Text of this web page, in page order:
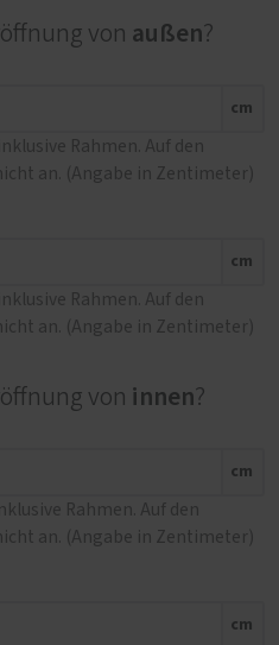
von außen?
cm
Rahmen. Auf den
an. (Angabe in Zentimeter)
cm
Rahmen. Auf den
an. (Angabe in Zentimeter)
von innen?
cm
Rahmen. Auf den
an. (Angabe in Zentimeter)
cm